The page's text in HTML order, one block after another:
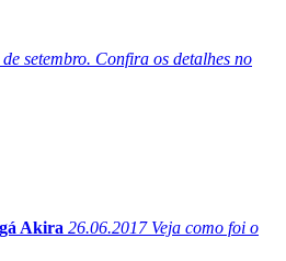
setembro. Confira os detalhes no
Akira 26.06.2017Veja como foi o